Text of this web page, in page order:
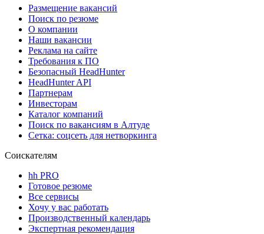
Размещение вакансий
Поиск по резюме
О компании
Наши вакансии
Реклама на сайте
Требования к ПО
Безопасный HeadHunter
HeadHunter API
Партнерам
Инвесторам
Каталог компаний
Поиск по вакансиям в Алтуде
Сетка: соцсеть для нетворкинга
Соискателям
hh PRO
Готовое резюме
Все сервисы
Хочу у вас работать
Производственный календарь
Экспертная рекомендация